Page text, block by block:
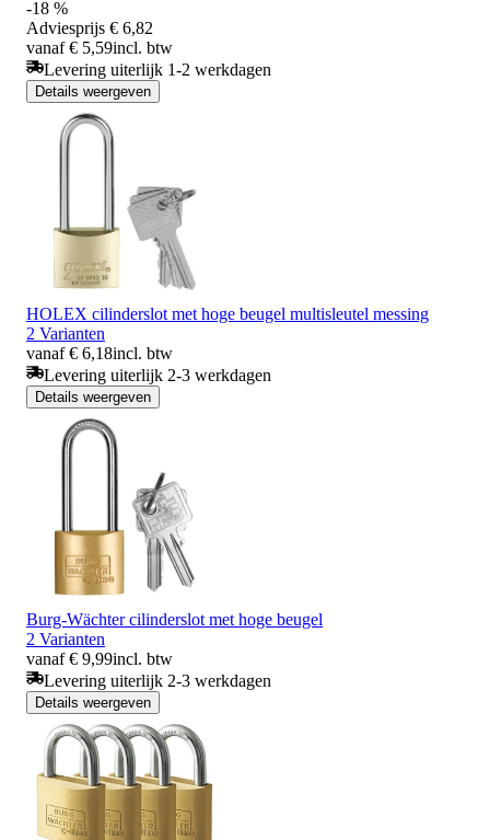
-18 %
Adviesprijs € 6,82
vanaf € 5,59incl. btw
Levering uiterlijk 1-2 werkdagen
Details weergeven
HOLEX cilinderslot met hoge beugel multisleutel messing
2 Varianten
vanaf € 6,18incl. btw
Levering uiterlijk 2-3 werkdagen
Details weergeven
Burg-Wächter cilinderslot met hoge beugel
2 Varianten
vanaf € 9,99incl. btw
Levering uiterlijk 2-3 werkdagen
Details weergeven